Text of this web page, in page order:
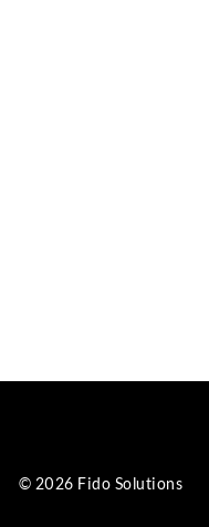
© 2026 Fido Solutions